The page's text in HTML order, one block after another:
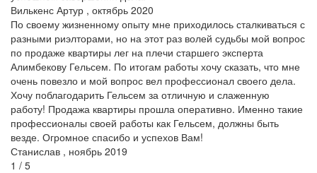
Вилькенс Артур , октябрь 2020
По своему жизненному опыту мне приходилось сталкиваться с
разными риэлторами, но на этот раз волей судьбы мой вопрос
по продаже квартиры лег на плечи старшего эксперта
Алимбекову Гельсем. По итогам работы хочу сказать, что мне
очень повезло и мой вопрос вел профессионал своего дела.
Хочу поблагодарить Гельсем за отличную и слаженную
работу! Продажа квартиры прошла оперативно. Именно такие
профессионалы своей работы как Гельсем, должны быть
везде. Огромное спасибо и успехов Вам!
Станислав , ноябрь 2019
1 / 5